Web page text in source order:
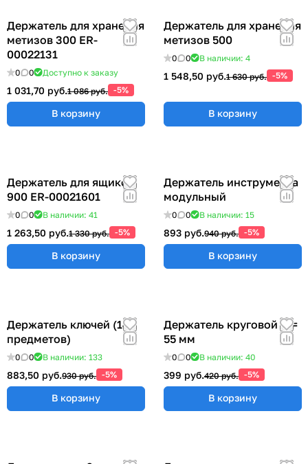
Держатель для хранения
метизов 300 ER-
00022131
0 0 Доступно к заказу
1 031,70 руб.1 086 руб. -5%
В корзину
Держатель для хранения
метизов 500
0 0 В наличии: 4
1 548,50 руб.1 630 руб. -5%
В корзину
Держатель для ящиков
900 ER-00021601
0 0 В наличии: 41
1 263,50 руб.1 330 руб. -5%
В корзину
Держатель инструмента
модульный
0 0 В наличии: 15
893 руб.940 руб. -5%
В корзину
Держатель ключей (14
предметов)
0 0 В наличии: 133
883,50 руб.930 руб. -5%
В корзину
Держатель круговой Ø =
55 мм
0 0 В наличии: 40
399 руб.420 руб. -5%
В корзину